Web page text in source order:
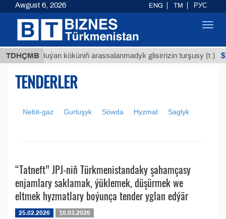
TDHÇMBBuýan köküniň arassalanmadyk glisirrizin turşusy (t.)
TENDERLER
Nebit-gaz Gurluşyk Söwda Hyzmat Saglyk
“Tatneft” JPJ-niň Türkmenistandaky şahamçasy
enjamlary saklamak, ýüklemek, düşürmek we
eltmek hyzmatlary boýunça tender yglan edýär
25.02.2026
10.03.2026
Awgust 6, 2026 ENG TM РУС